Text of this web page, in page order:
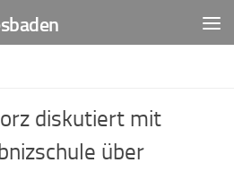
diskutiert mit
über